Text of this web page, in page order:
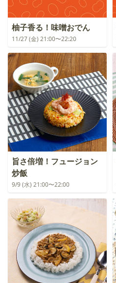
柚子香る！味噌おでん
11/27 (金) 21:00〜22:20
旨さ倍増！フュージョン
炒飯
9/9 (水) 21:00〜22:00